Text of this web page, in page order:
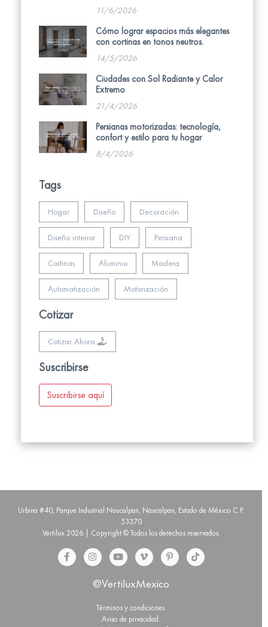
11/6/2026
Cómo lograr espacios más elegantes
con cortinas en tonos neutros.
14/5/2026
Ciudades con Sol Radiante y Calor
Extremo
21/4/2026
Persianas motorizadas: tecnología,
confort y estilo para tu hogar
8/4/2026
Tags
Hogar Diseño Decoración
Diseño interior DIY Persiana
Cortinas Aluminio Madera
Automatización Motorización
Cotizar
Cotizar Ahora
Suscribirse
Suscribirse aquí
Urbina #40, Parque Industrial Naucalpan, Naucalpan, Estado de México C.P.
53370
Vertilux 2026 | Copyright © Todos los derechos reservados.
@VertiluxMexico
Términos y condiciones.
Aviso de privacidad.